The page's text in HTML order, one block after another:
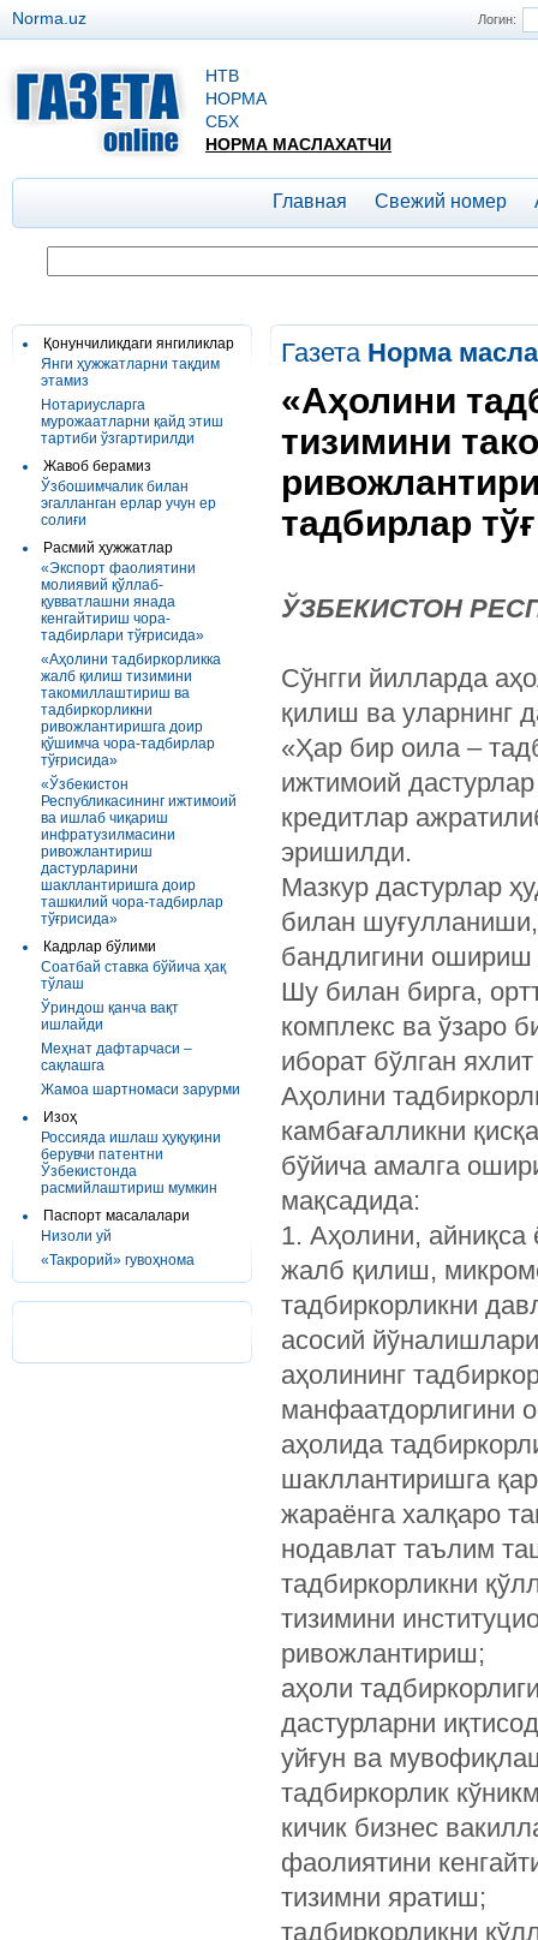
Логин:
Norma.uz
НТВ
НОРМА
СБХ
НОРМА МАСЛАХАТЧИ
Главная Свежий номер
Қонунчиликдаги янгиликлар
Янги ҳужжатларни тақдим
этамиз
Нотариусларга
мурожаатларни қайд этиш
тартиби ўзгартирилди
Жавоб берамиз
Ўзбошимчалик билан
эгалланган ерлар учун ер
солиғи
Расмий ҳужжатлар
«Экспорт фаолиятини
молиявий қўллаб-
қувватлашни янада
кенгайтириш чора-
тадбирлари тўғрисида»
«Аҳолини тадбиркорликка
жалб қилиш тизимини
такомиллаштириш ва
тадбиркорликни
ривожлантиришга доир
қўшимча чора-тадбирлар
тўғрисида»
«Ўзбекистон
Республикасининг ижтимоий
ва ишлаб чиқариш
инфратузилмасини
ривожлантириш
дастурларини
шакллантиришга доир
ташкилий чора-тадбирлар
тўғрисида»
Кадрлар бўлими
Соатбай ставка бўйича ҳақ
тўлаш
Ўриндош қанча вақт
ишлайди
Меҳнат дафтарчаси –
сақлашга
Жамоа шартномаси зарурми
Изоҳ
Россияда ишлаш ҳуқуқини
берувчи патентни
Ўзбекистонда
расмийлаштириш мумкин
Паспорт масалалари
Низоли уй
«Такрорий» гувоҳнома
Газета Норма
«Аҳолини
тизимини
тадбирлар
ЎЗБЕКИСТОН
Сўнгги йилларда
қилиш ва уларнинг
«Ҳар бир оила –
ижтимоий
кредитлар
эришилди.
Мазкур дастурлар
билан
бандлигини ошириш
Шу билан бирга,
комплекс ва ўзаро
иборат бўлган
Аҳолини
камбағалликни
бўйича амалга
мақсадида:
1. Аҳолини, айниқса
жалб қилиш,
тадбиркорликни
асосий
аҳолининг
манфаатдорлигини
аҳолида
шакллантиришга
жараёнга халқаро
нодавлат таълим
тадбиркорликни
тизимини
ривожлантириш;
аҳоли
дастурларни
уйғун ва
тадбиркорлик
кичик бизнес
фаолиятини
тизимни яратиш;
тадбиркорликни